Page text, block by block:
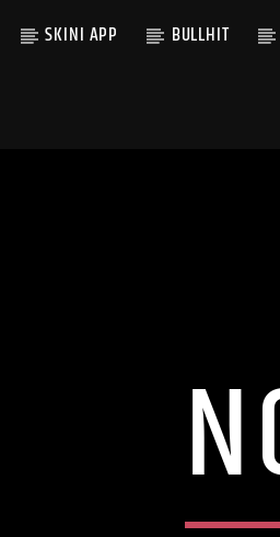
SKINI APP BULLHIT